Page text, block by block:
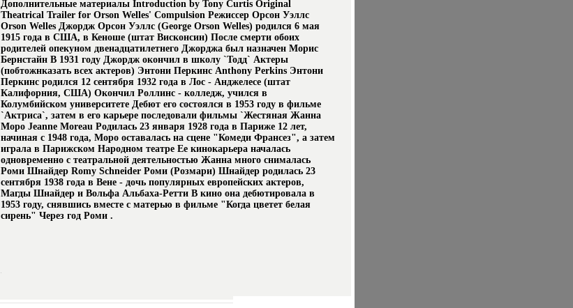
Дополнительные материалы Introduction by Tony Curtis Original
Theatrical Trailer for Orson Welles' Compulsion Режиссер Орсон Уэллс
Orson Welles Джордж Орсон Уэллс (George Orson Welles) родился 6 мая
1915 года в США, в Кеноше (штат Висконсин) После смерти обоих
родителей опекуном двенадцатилетнего Джорджа был назначен Морис
Бернстайн В 1931 году Джордж окончил в школу `Тодд` Актеры
(побтожнказать всех актеров) Энтони Перкинс Anthony Perkins Энтони
Перкинс родился 12 сентября 1932 года в Лос - Анджелесе (штат
Калифорния, США) Окончил Роллинс - колледж, учился в
Колумбийском университете Дебют его состоялся в 1953 году в фильме
`Актриса`, затем в его карьере последовали фильмы `Жестяная Жанна
Моро Jeanne Moreau Родилась 23 января 1928 года в Париже 12 лет,
начиная с 1948 года, Моро оставалась на сцене "Комеди Франсез", а затем
играла в Парижском Народном театре Ее кинокарьера началась
одновременно с театральной деятельностью Жанна много снималась
Роми Шнайдер Romy Schneider Роми (Розмари) Шнайдер родилась 23
сентября 1938 года в Вене - дочь популярных европейских актеров,
Магды Шнайдер и Вольфа Альбаха-Ретти В кино она дебютировала в
1953 году, снявшись вместе с матерью в фильме "Когда цветет белая
сирень" Через год Роми .